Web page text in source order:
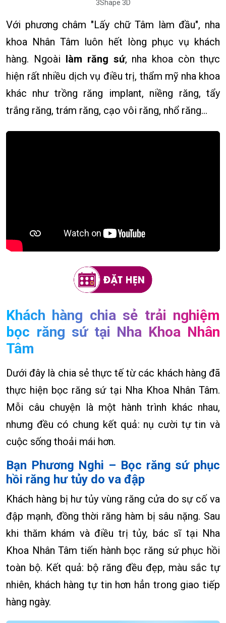
3Shape 3D
Với phương châm "Lấy chữ Tâm làm đầu", nha
khoa Nhân Tâm luôn hết lòng phục vụ khách
hàng. Ngoài làm răng sứ, nha khoa còn thực
hiện rất nhiều dịch vụ điều trị, thẩm mỹ nha khoa
khác như trồng răng implant, niềng răng, tẩy
trắng răng, trám răng, cạo vôi răng, nhổ răng…
Khách hàng chia sẻ trải nghiệm
bọc răng sứ tại Nha Khoa Nhân
Tâm
Dưới đây là chia sẻ thực tế từ các khách hàng đã
thực hiện bọc răng sứ tại Nha Khoa Nhân Tâm.
Mỗi câu chuyện là một hành trình khác nhau,
nhưng đều có chung kết quả: nụ cười tự tin và
cuộc sống thoải mái hơn.
Bạn Phương Nghi – Bọc răng sứ phục
hồi răng hư tủy do va đập
Khách hàng bị hư tủy vùng răng cửa do sự cố va
đập mạnh, đồng thời răng hàm bị sâu nặng. Sau
khi thăm khám và điều trị tủy, bác sĩ tại Nha
Khoa Nhân Tâm tiến hành bọc răng sứ phục hồi
toàn bộ. Kết quả: bộ răng đều đẹp, màu sắc tự
nhiên, khách hàng tự tin hơn hẳn trong giao tiếp
hàng ngày.